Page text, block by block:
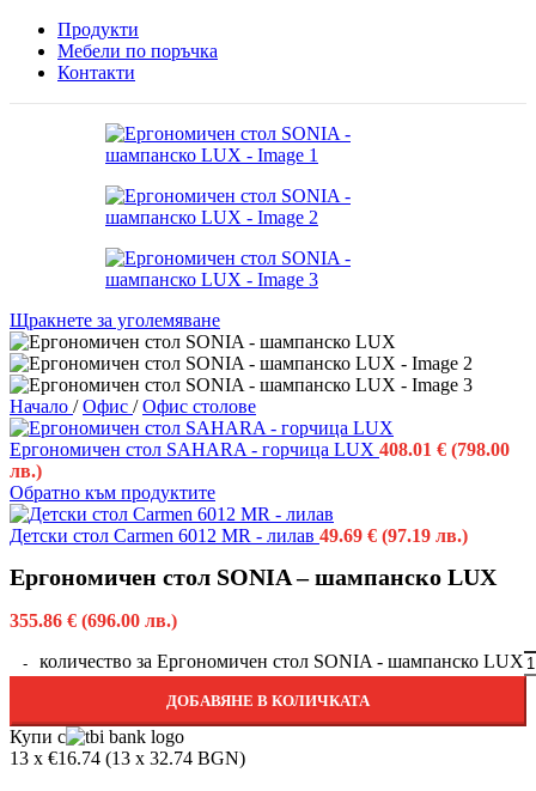
Продукти
Мебели по поръчка
Контакти
Щракнете за уголемяване
Начало / Офис / Офис столове
Ергономичен стол SAHARA - горчица LUX 408.01 € (798.00
лв.)
Обратно към продуктите
Детски стол Carmen 6012 MR - лилав 49.69 € (97.19 лв.)
Ергономичен стол SONIA – шампанско LUX
355.86 € (696.00 лв.)
количество за Ергономичен стол SONIA - шампанско LUX
ДОБАВЯНЕ В КОЛИЧКАТА
Купи с
13 x €16.74 (13 x 32.74 BGN)